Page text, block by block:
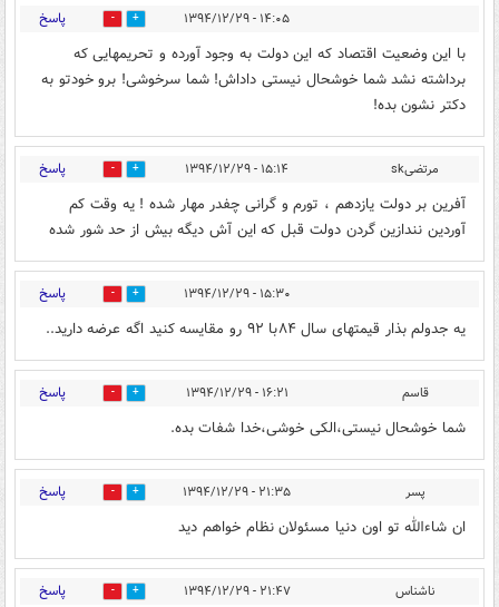
۱۴:۰۵ - ۱۳۹۴/۱۲/۲۹ 0 پاسخ
با این وضعیت اقتصاد که این دولت به وجود آورده و تحریمهایی که
برداشته نشد شما خوشحال نیستی داداش! شما سرخوشی! برو خودتو به
دکتر نشون بده!
مرتضیsk ۱۵:۱۴ - ۱۳۹۴/۱۲/۲۹ 0 پاسخ
آفرین بر دولت یازدهم ، تورم و گرانی چفدر مهار شده ! یه وقت کم
آوردین نندازین گردن دولت قبل که این آش دیگه بیش از حد شور شده
۱۵:۳۰ - ۱۳۹۴/۱۲/۲۹ 0 پاسخ
یه جدولم بذار قیمتهای سال ۸۴با ۹۲ رو مقایسه کنید اگه عرضه دارید..
قاسم ۱۶:۲۱ - ۱۳۹۴/۱۲/۲۹ 0 پاسخ
شما خوشحال نیستی،الکی خوشی،خدا شفات بده.
پسر ۲۱:۳۵ - ۱۳۹۴/۱۲/۲۹ 0 پاسخ
ان شاءالله تو اون دنیا مسئولان نظام خواهم دید
ناشناس ۲۱:۴۷ - ۱۳۹۴/۱۲/۲۹ 0 پاسخ